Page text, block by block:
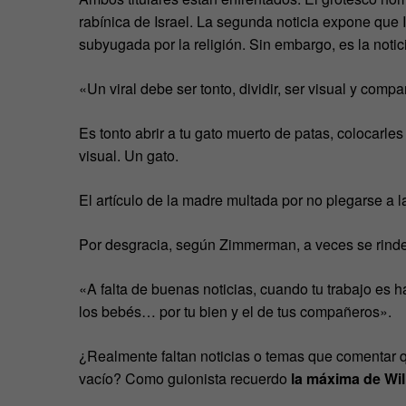
rabínica de Israel. La segunda noticia expone
subyugada por la religión. Sin embargo, es la
«Un viral debe ser tonto, dividir, ser visual y
Es tonto abrir a tu gato muerto de patas,
visual. Un gato.
El artículo de la madre multada por no plegarse a
Por desgracia, según Zimmerman, a veces se
«A falta de buenas noticias, cuando tu trabajo es
los bebés… por tu bien y el de tus compañeros».
¿Realmente faltan noticias o temas que
vacío? Como guionista recuerdo la máxima de